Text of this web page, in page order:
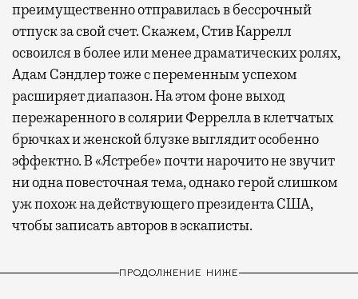
преимущественно отправилась в бессрочный
отпуск за свой счет. Скажем, Стив Каррелл
освоился в более или менее драматических ролях,
Адам Сэндлер тоже с переменным успехом
расширяет диапазон. На этом фоне выход
пережаренного в солярии Феррелла в клетчатых
брючках и женской блузке выглядит особенно
эффектно. В «Ястребе» почти нарочито не звучит
ни одна повесточная тема, однако герой слишком
уж похож на действующего президента США,
чтобы записать авторов в эскаписты.
ПРОДОЛЖЕНИЕ НИЖЕ